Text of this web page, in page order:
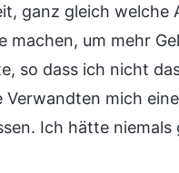
ganz gleich
um mehr
so dass ich nicht
mich
Ich hätte niemals